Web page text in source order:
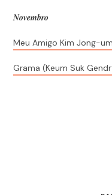
Novembro
Meu Amigo Kim Jong-
Grama (Keum Suk